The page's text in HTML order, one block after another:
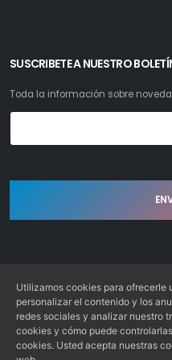
SUSCRIBETE A NUESTRO
Toda la información sobre
Librería Bosch S.L. ©
Utilizamos cookies para ofrecerle
personalizar el contenido y los
redes sociales y analizar nuestro
cookies y cómo puede
cookies. Usted acepta nuestras